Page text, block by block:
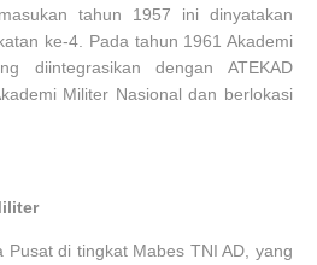
tahun 1957 ini dinyatakan
ke-4. Pada tahun 1961 Akademi
diintegrasikan dengan ATEKAD
Militer Nasional dan berlokasi
Pusat di tingkat Mabes TNI AD, yang